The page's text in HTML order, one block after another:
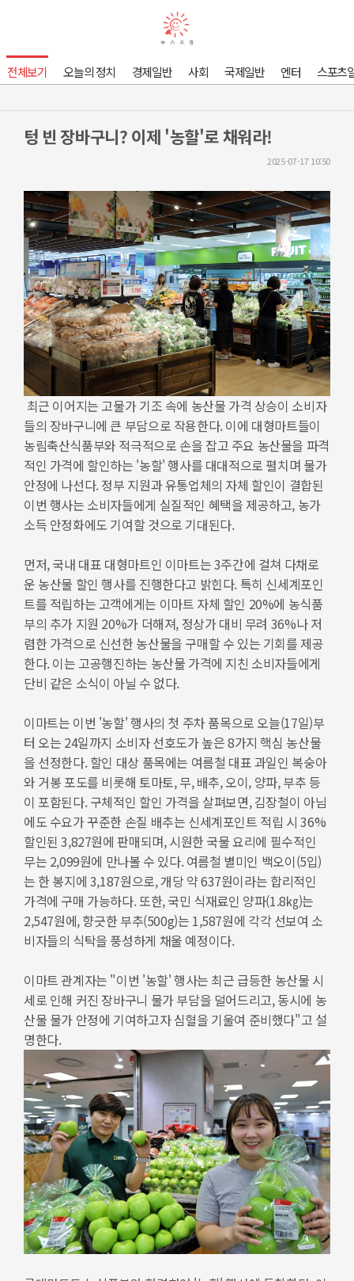
전체보기 오늘의 정치 경제일반 사회 국제일반 엔터 스포츠
텅 빈 장바구니? 이제 '농할'로 채워라!
2025-07-17 10:50
최근 이어지는 고물가 기조 속에 농산물 가격 상승이 소비자
들의 장바구니에 큰 부담으로 작용한다. 이에 대형마트들이
농림축산식품부와 적극적으로 손을 잡고 주요 농산물을 파격
적인 가격에 할인하는 '농할' 행사를 대대적으로 펼치며 물가
안정에 나선다. 정부 지원과 유통업체의 자체 할인이 결합된
이번 행사는 소비자들에게 실질적인 혜택을 제공하고, 농가
소득 안정화에도 기여할 것으로 기대된다.
먼저, 국내 대표 대형마트인 이마트는 3주간에 걸쳐 다채로
운 농산물 할인 행사를 진행한다고 밝힌다. 특히 신세계포인
트를 적립하는 고객에게는 이마트 자체 할인 20%에 농식품
부의 추가 지원 20%가 더해져, 정상가 대비 무려 36%나 저
렴한 가격으로 신선한 농산물을 구매할 수 있는 기회를 제공
한다. 이는 고공행진하는 농산물 가격에 지친 소비자들에게
단비 같은 소식이 아닐 수 없다.
이마트는 이번 '농할' 행사의 첫 주차 품목으로 오늘(17일)부
터 오는 24일까지 소비자 선호도가 높은 8가지 핵심 농산물
을 선정한다. 할인 대상 품목에는 여름철 대표 과일인 복숭아
와 거봉 포도를 비롯해 토마토, 무, 배추, 오이, 양파, 부추 등
이 포함된다. 구체적인 할인 가격을 살펴보면, 김장철이 아님
에도 수요가 꾸준한 손질 배추는 신세계포인트 적립 시 36%
할인된 3,827원에 판매되며, 시원한 국물 요리에 필수적인
무는 2,099원에 만나볼 수 있다. 여름철 별미인 백오이(5입)
는 한 봉지에 3,187원으로, 개당 약 637원이라는 합리적인
가격에 구매 가능하다. 또한, 국민 식재료인 양파(1.8㎏)는
2,547원에, 향긋한 부추(500g)는 1,587원에 각각 선보여 소
비자들의 식탁을 풍성하게 채울 예정이다.
이마트 관계자는 "이번 '농할' 행사는 최근 급등한 농산물 시
세로 인해 커진 장바구니 물가 부담을 덜어드리고, 동시에 농
산물 물가 안정에 기여하고자 심혈을 기울여 준비했다"고 설
명한다.